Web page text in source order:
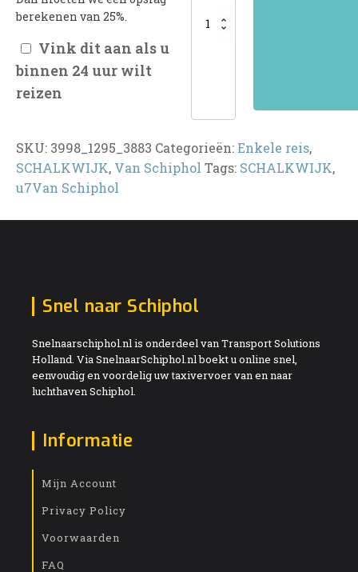
berekenen van 25%.
Vink dit aan als u
binnen 24 uur wilt
reizen
SKU: 3998_1295_3883 Categorieën:Enkele reis,
SCHALKWIJK, Van Schiphol Tags: SCHALKWIJK,
u7Van Schiphol
Snel naar Schiphol
Snelnaarschiphol.nl is onderdeel van Transport Solutions
Holland. Via SnelnaarSchiphol.nl boekt u online snel,
eenvoudig en voordelig uw taxivervoer van en naar
luchthaven Schiphol.
Informatie
Mijn Account
Privacy Policy
Voorwaarden
FAQ